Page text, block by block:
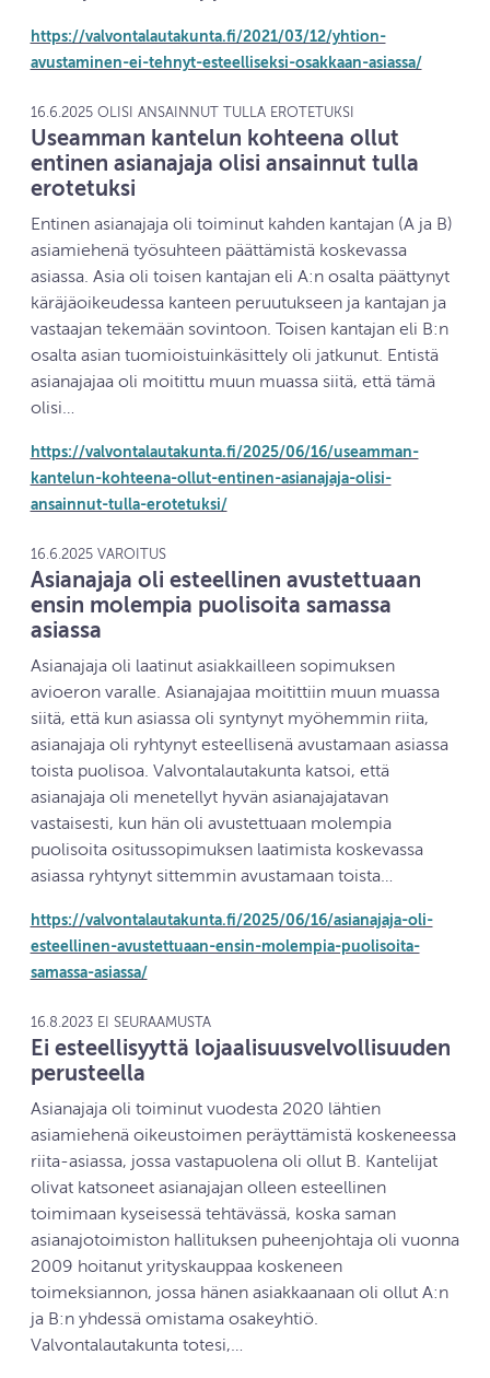
https://valvontalautakunta.fi/2021/03/12/yhtion-
avustaminen-ei-tehnyt-esteelliseksi-osakkaan-asiassa/
16.6.2025 OLISI ANSAINNUT TULLA EROTETUKSI
Useamman kantelun kohteena ollut
entinen asianajaja olisi ansainnut tulla
erotetuksi
Entinen asianajaja oli toiminut kahden kantajan (A ja B)
asiamiehenä työsuhteen päättämistä koskevassa
asiassa. Asia oli toisen kantajan eli A:n osalta päättynyt
käräjäoikeudessa kanteen peruutukseen ja kantajan ja
vastaajan tekemään sovintoon. Toisen kantajan eli B:n
osalta asian tuomioistuinkäsittely oli jatkunut. Entistä
asianajajaa oli moitittu muun muassa siitä, että tämä
olisi…
https://valvontalautakunta.fi/2025/06/16/useamman-
kantelun-kohteena-ollut-entinen-asianajaja-olisi-
ansainnut-tulla-erotetuksi/
16.6.2025 VAROITUS
Asianajaja oli esteellinen avustettuaan
ensin molempia puolisoita samassa
asiassa
Asianajaja oli laatinut asiakkailleen sopimuksen
avioeron varalle. Asianajajaa moitittiin muun muassa
siitä, että kun asiassa oli syntynyt myöhemmin riita,
asianajaja oli ryhtynyt esteellisenä avustamaan asiassa
toista puolisoa. Valvontalautakunta katsoi, että
asianajaja oli menetellyt hyvän asianajajatavan
vastaisesti, kun hän oli avustettuaan molempia
puolisoita ositussopimuksen laatimista koskevassa
asiassa ryhtynyt sittemmin avustamaan toista…
https://valvontalautakunta.fi/2025/06/16/asianajaja-oli-
esteellinen-avustettuaan-ensin-molempia-puolisoita-
samassa-asiassa/
16.8.2023 EI SEURAAMUSTA
Ei esteellisyyttä lojaalisuusvelvollisuuden
perusteella
Asianajaja oli toiminut vuodesta 2020 lähtien
asiamiehenä oikeustoimen peräyttämistä koskeneessa
riita-asiassa, jossa vastapuolena oli ollut B. Kantelijat
olivat katsoneet asianajajan olleen esteellinen
toimimaan kyseisessä tehtävässä, koska saman
asianajotoimiston hallituksen puheenjohtaja oli vuonna
2009 hoitanut yrityskauppaa koskeneen
toimeksiannon, jossa hänen asiakkaanaan oli ollut A:n
ja B:n yhdessä omistama osakeyhtiö.
Valvontalautakunta totesi,…